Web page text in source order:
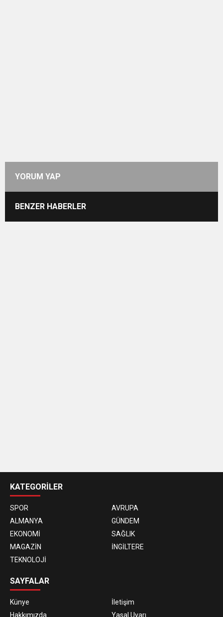
YORUM YAP
BENZER HABERLER
siteleri
KATEGORİLER
SPOR
AVRUPA
ALMANYA
GÜNDEM
EKONOMİ
SAĞLIK
MAGAZİN
İNGİLTERE
TEKNOLOJİ
SAYFALAR
Künye
İletişim
Hakkımızda
Yasal Uyarı